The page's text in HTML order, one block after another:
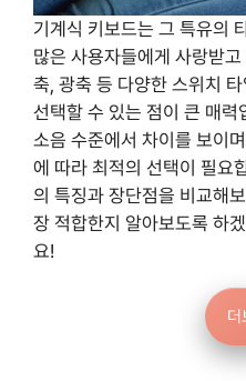
기계식 키보드는 그 특유의
많은 사용자들에게 사랑받
축, 광축 등 다양한 스위치
선택할 수 있는 점이 큰 매
소음 수준에서 차이를 보이
에 따라 최적의 선택이 필요
의 특징과 장단점을 비교해
장 적합한지 알아보도록 하
요!
더